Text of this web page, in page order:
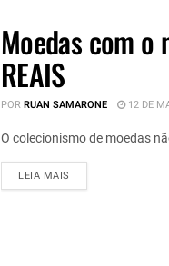
Moedas com o
REAIS
PORRUAN SAMARONE 12 DE
O colecionismo de moedas
LEIA MAIS